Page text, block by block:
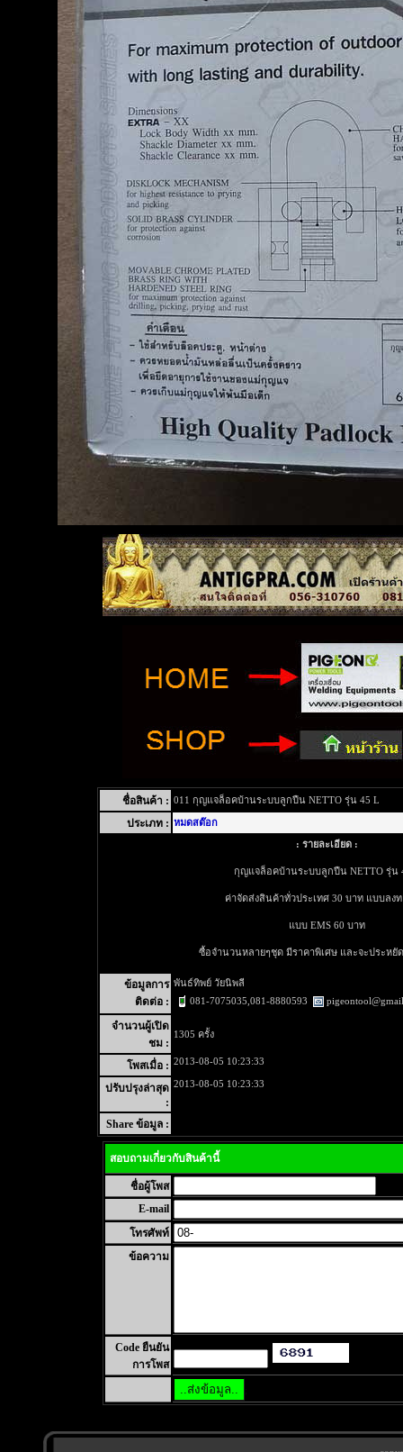
ชื่อสินค้า : 011 กุญแจล็อคบ้านระบบลูกปืน NETTO รุ่น 45 L
ประเภท : หมดสต๊อก
: รายละเอียด :
กุญแจล็อคบ้านระบบลูกปืน NETTO รุ่น
ค่าจัดส่งสินค้าทั่วประเทศ 30 บาท แบบลงท
แบบ EMS 60 บาท
ซื้อจำนวนหลายๆชุด มีราคาพิเศษ และจะประหยั
ข้อมูลการ
ติดต่อ :
พันธ์ทิพย์ วัยนิพลี
081-7075035,081-8880593
จำนวนผู้เปิด
ชม :
1305 ครั้ง
โพสเมื่อ : 2013-08-05 10:23:33
ปรับปรุงล่าสุด
:
2013-08-05 10:23:33
Share ข้อมูล :
สอบถามเกี่ยวกับสินค้านี้
ชื่อผู้โพส
E-mail
โทรศัพท์
ข้อความ
Code ยืนยัน
การโพส